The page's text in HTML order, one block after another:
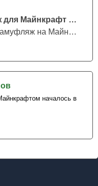
Мод на Камуфляж для Майнкрафт ПЕ
Скачайте Мод на Камуфляж на Майнкрафт...
началось в